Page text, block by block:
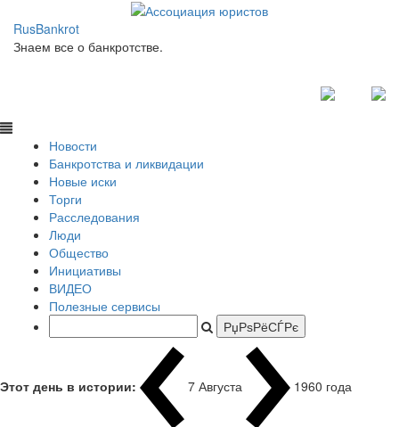
RusBankrot
Знаем все о банкротстве.
Новости
Банкротства и ликвидации
Новые иски
Торги
Расследования
Люди
Общество
Инициативы
ВИДЕО
Полезные сервисы
Этот день в истории: 7 Августа 1960 года